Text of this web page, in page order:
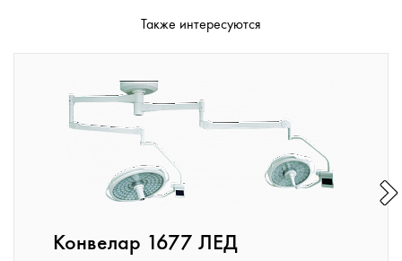
Также интересуются
Конвелар 1677 ЛЕД